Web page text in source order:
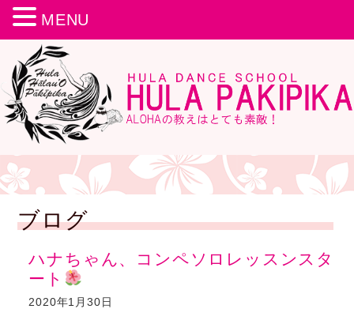
ブログ
ハナちゃん、コンペソロレッスンスタ
ート
2020年1月30日
MENU